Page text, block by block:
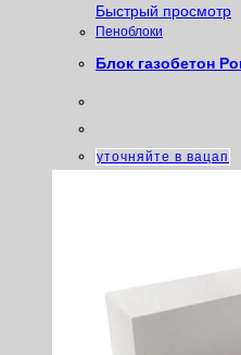
Быстрый просмотр
Пеноблоки
Блок газобетон
уточняйте в вацап